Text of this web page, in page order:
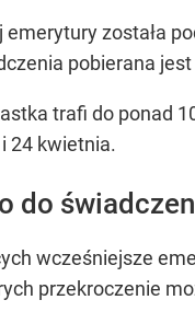
została
pobierana
trafi do ponad
24 kwietnia.
do
wcześniejsze
przekroczenie